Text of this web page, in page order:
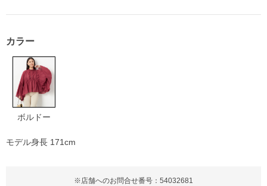
※店舗へのお問合せ番号：54032681
カラー
ボルドー
モデル身長 171cm